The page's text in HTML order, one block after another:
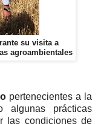
su visita a
agroambientales
pertenecientes a la
algunas prácticas
las condiciones de